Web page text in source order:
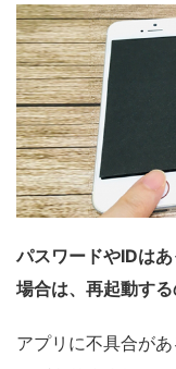
パスワードやIDは
場合は、再起動する
アプリに不具合が